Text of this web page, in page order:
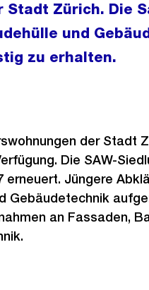
Zürich. Die
und
zu erhalten.
der Stadt
Die SAW-
erneuert. Jüngere
Gebäudetechnik
an Fassaden,